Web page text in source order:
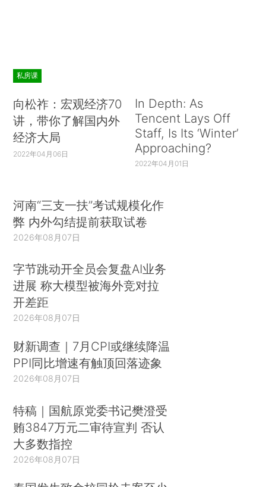
私房课
向松祚：宏观经济70
讲，带你了解国内外
经济大局
2022年04月06日
In Depth: As
Tencent Lays Off
Staff, Is Its ‘Winter’
Approaching?
2022年04月01日
河南“三支一扶”考试规模化作
弊 内外勾结提前获取试卷
2026年08月07日
字节跳动开全员会复盘AI业务
进展 称大模型被海外竞对拉
开差距
2026年08月07日
财新调查｜7月CPI或继续降温
PPI同比增速有触顶回落迹象
2026年08月07日
特稿｜国航原党委书记樊澄受
贿3847万元二审待宣判 否认
大多数指控
2026年08月07日